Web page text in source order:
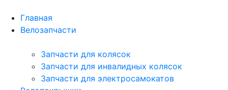
Главная
Велозапчасти
Запчасти для колясок
Запчасти для инвалидных колясок
Запчасти для электросамокатов